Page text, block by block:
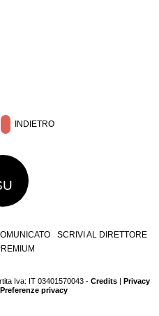
INDIETRO
SCRIVI AL DIRETTORE
Iva: IT 03401570043 - Credits | Privacy
Preferenze privacy